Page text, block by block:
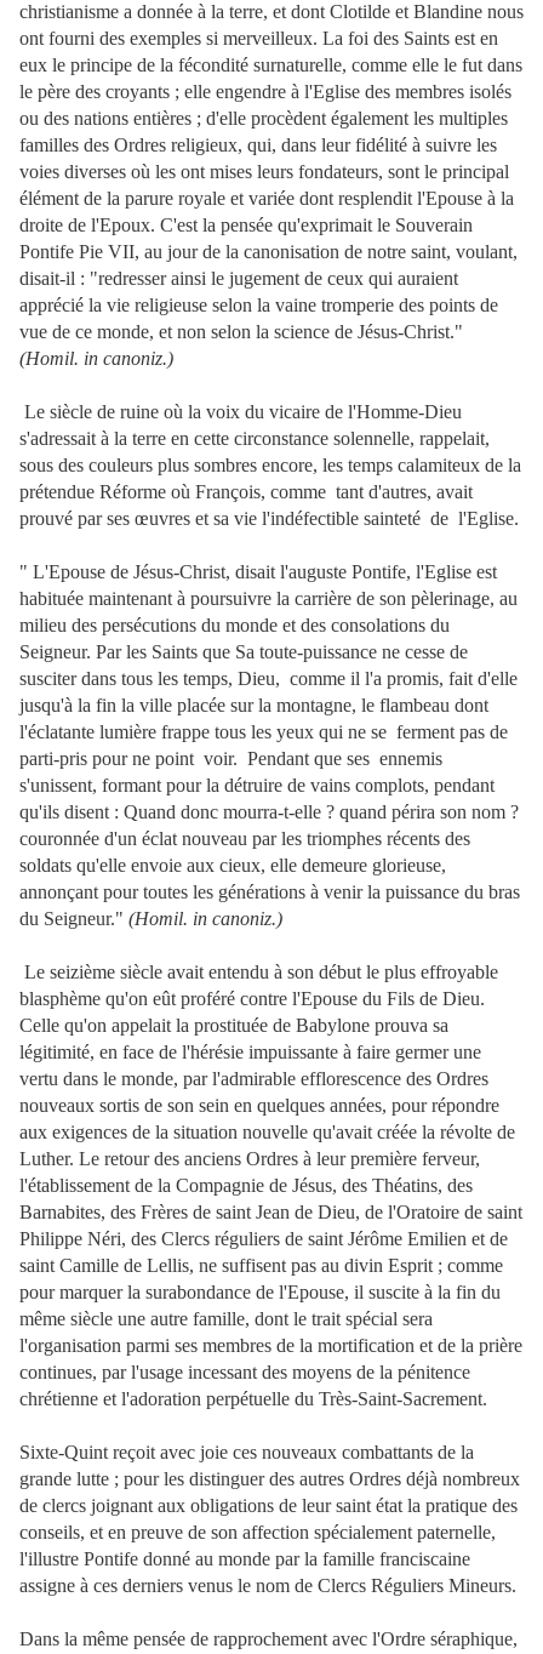
christianisme a donnée à la terre, et dont Clotilde et Blandine nous
ont fourni des exemples si merveilleux. La foi des Saints est en
eux le principe de la fécondité surnaturelle, comme elle le fut dans
le père des croyants ; elle engendre à l'Eglise des membres isolés
ou des nations entières ; d'elle procèdent également les multiples
familles des Ordres religieux, qui, dans leur fidélité à suivre les
voies diverses où les ont mises leurs fondateurs, sont le principal
élément de la parure royale et variée dont resplendit l'Epouse à la
droite de l'Epoux. C'est la pensée qu'exprimait le Souverain
Pontife Pie VII, au jour de la canonisation de notre saint, voulant,
disait-il : "redresser ainsi le jugement de ceux qui auraient
apprécié la vie religieuse selon la vaine tromperie des points de
vue de ce monde, et non selon la science de Jésus-Christ."
(Homil. in canoniz.)
Le siècle de ruine où la voix du vicaire de l'Homme-Dieu
s'adressait à la terre en cette circonstance solennelle, rappelait,
sous des couleurs plus sombres encore, les temps calamiteux de la
prétendue Réforme où François, comme tant d'autres, avait
prouvé par ses œuvres et sa vie l'indéfectible sainteté de l'Eglise.
" L'Epouse de Jésus-Christ, disait l'auguste Pontife, l'Eglise est
habituée maintenant à poursuivre la carrière de son pèlerinage, au
milieu des persécutions du monde et des consolations du
Seigneur. Par les Saints que Sa toute-puissance ne cesse de
susciter dans tous les temps, Dieu, comme il l'a promis, fait d'elle
jusqu'à la fin la ville placée sur la montagne, le flambeau dont
l'éclatante lumière frappe tous les yeux qui ne se ferment pas de
parti-pris pour ne point voir. Pendant que ses ennemis
s'unissent, formant pour la détruire de vains complots, pendant
qu'ils disent : Quand donc mourra-t-elle ? quand périra son nom ?
couronnée d'un éclat nouveau par les triomphes récents des
soldats qu'elle envoie aux cieux, elle demeure glorieuse,
annonçant pour toutes les générations à venir la puissance du bras
du Seigneur." (Homil. in canoniz.)
Le seizième siècle avait entendu à son début le plus effroyable
blasphème qu'on eût proféré contre l'Epouse du Fils de Dieu.
Celle qu'on appelait la prostituée de Babylone prouva sa
légitimité, en face de l'hérésie impuissante à faire germer une
vertu dans le monde, par l'admirable efflorescence des Ordres
nouveaux sortis de son sein en quelques années, pour répondre
aux exigences de la situation nouvelle qu'avait créée la révolte de
Luther. Le retour des anciens Ordres à leur première ferveur,
l'établissement de la Compagnie de Jésus, des Théatins, des
Barnabites, des Frères de saint Jean de Dieu, de l'Oratoire de saint
Philippe Néri, des Clercs réguliers de saint Jérôme Emilien et de
saint Camille de Lellis, ne suffisent pas au divin Esprit ; comme
pour marquer la surabondance de l'Epouse, il suscite à la fin du
même siècle une autre famille, dont le trait spécial sera
l'organisation parmi ses membres de la mortification et de la prière
continues, par l'usage incessant des moyens de la pénitence
chrétienne et l'adoration perpétuelle du Très-Saint-Sacrement.
Sixte-Quint reçoit avec joie ces nouveaux combattants de la
grande lutte ; pour les distinguer des autres Ordres déjà nombreux
de clercs joignant aux obligations de leur saint état la pratique des
conseils, et en preuve de son affection spécialement paternelle,
l'illustre Pontife donné au monde par la famille franciscaine
assigne à ces derniers venus le nom de Clercs Réguliers Mineurs.
Dans la même pensée de rapprochement avec l'Ordre séraphique,